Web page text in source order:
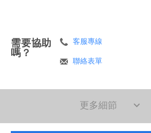
需要協助
嗎？
客服專線
聯絡表單
更多細節